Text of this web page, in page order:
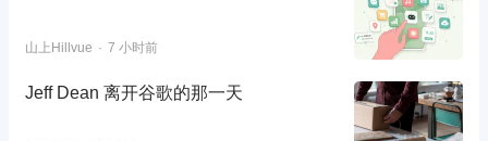
山上Hillvue 7 小时前
Jeff Dean 离开谷歌的那一天